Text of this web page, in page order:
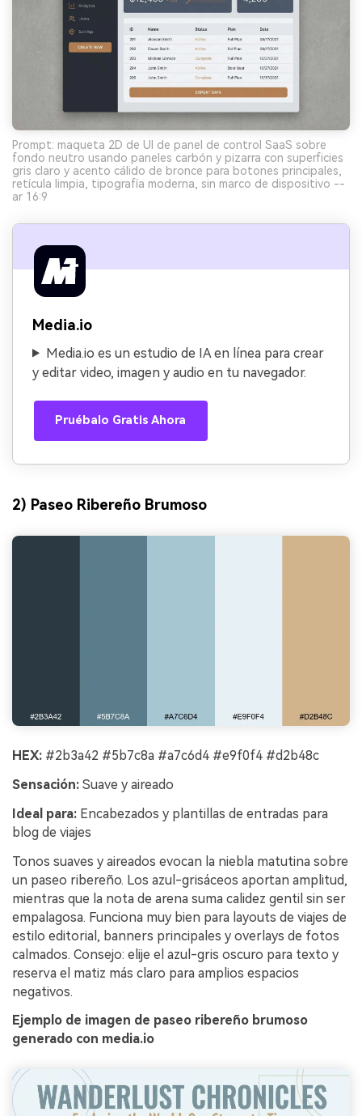
Prompt: maqueta 2D de UI de panel de control SaaS sobre
fondo neutro usando paneles carbón y pizarra con superficies
gris claro y acento cálido de bronce para botones principales,
retícula limpia, tipografía moderna, sin marco de dispositivo --
ar 16:9
Media.io
Media.io es un estudio de IA en línea para crear
y editar video, imagen y audio en tu navegador.
Pruébalo Gratis Ahora
2) Paseo Ribereño Brumoso
HEX: #2b3a42 #5b7c8a #a7c6d4 #e9f0f4 #d2b48c
Sensación: Suave y aireado
Ideal para: Encabezados y plantillas de entradas para
blog de viajes
Tonos suaves y aireados evocan la niebla matutina sobre
un paseo ribereño. Los azul-grisáceos aportan amplitud,
mientras que la nota de arena suma calidez gentil sin ser
empalagosa. Funciona muy bien para layouts de viajes de
estilo editorial, banners principales y overlays de fotos
calmados. Consejo: elije el azul-gris oscuro para texto y
reserva el matiz más claro para amplios espacios
negativos.
Ejemplo de imagen de paseo ribereño brumoso
generado con media.io